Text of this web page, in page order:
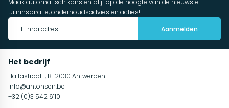
Maak automatisch kans en blijf op de hoogte van de nieuwste
tuininspiratie, onderhoudsadvies en acties!
Aanmelden
Het bedrijf
Haifastraat 1, B-2030 Antwerpen
info@antonsen.be
+32 (0)3 542 6110